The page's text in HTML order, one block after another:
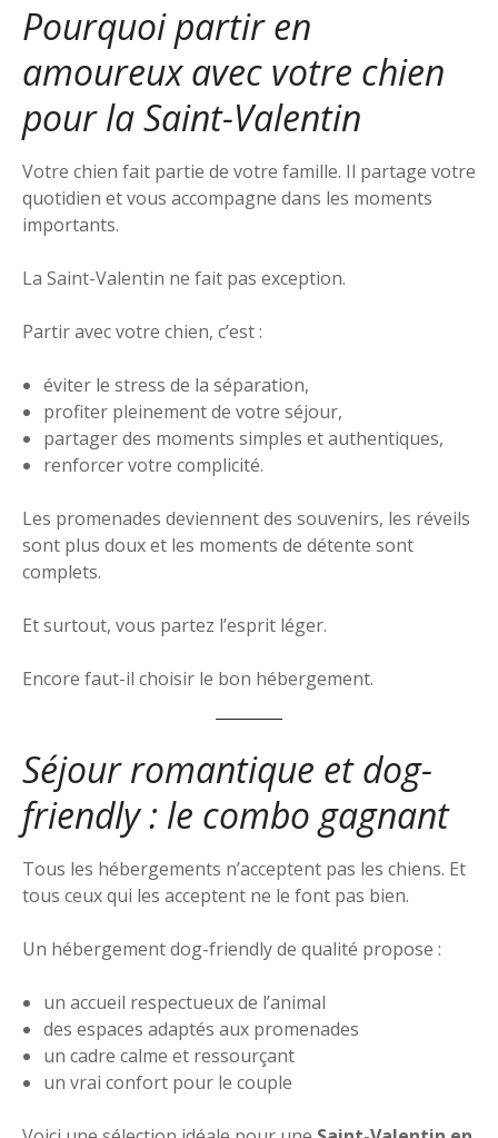
Pourquoi partir en
amoureux avec votre chien
pour la Saint-Valentin
Votre chien fait partie de votre famille. Il partage votre
quotidien et vous accompagne dans les moments
importants.
La Saint-Valentin ne fait pas exception.
Partir avec votre chien, c’est :
éviter le stress de la séparation,
profiter pleinement de votre séjour,
partager des moments simples et authentiques,
renforcer votre complicité.
Les promenades deviennent des souvenirs, les réveils
sont plus doux et les moments de détente sont
complets.
Et surtout, vous partez l’esprit léger.
Encore faut-il choisir le bon hébergement.
Séjour romantique et dog-
friendly : le combo gagnant
Tous les hébergements n’acceptent pas les chiens. Et
tous ceux qui les acceptent ne le font pas bien.
Un hébergement dog-friendly de qualité propose :
un accueil respectueux de l’animal
des espaces adaptés aux promenades
un cadre calme et ressourçant
un vrai confort pour le couple